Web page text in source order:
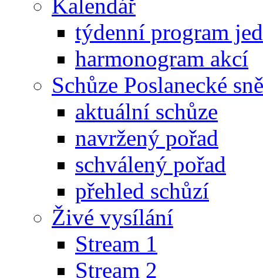
Kalendář
týdenní program
harmonogram akcí
Schůze Poslanecké
aktuální schůze
navržený pořad
schválený pořad
přehled schůzí
Živé vysílání
Stream 1
Stream 2